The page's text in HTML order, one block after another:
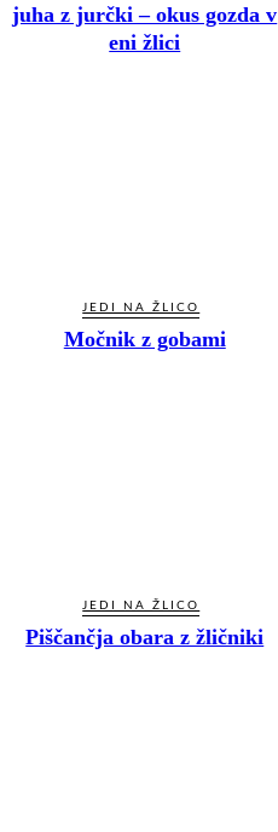
juha z jurčki – okus gozda v
eni žlici
JEDI NA ŽLICO
Močnik z gobami
JEDI NA ŽLICO
Piščančja obara z žličniki